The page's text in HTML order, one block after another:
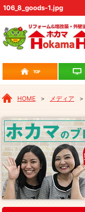
106_8_goods-1.jpg
TOP
HOME ＞ メディア ＞